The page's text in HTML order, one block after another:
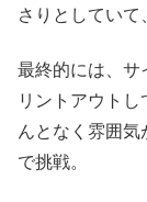
さりとしていて
最終的には、サ
リントアウト
んとなく雰囲
で挑戦。